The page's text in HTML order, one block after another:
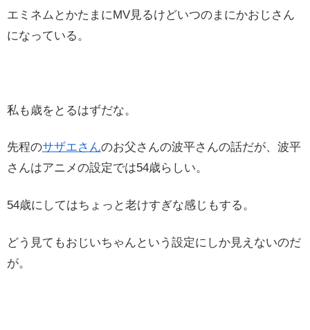
エミネムとかたまにMV見るけどいつのまにかおじさん
になっている。
私も歳をとるはずだな。
先程のサザエさんのお父さんの波平さんの話だが、波平
さんはアニメの設定では54歳らしい。
54歳にしてはちょっと老けすぎな感じもする。
どう見てもおじいちゃんという設定にしか見えないのだ
が。